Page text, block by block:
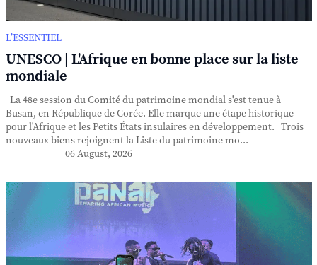
L’ESSENTIEL
UNESCO | L'Afrique en bonne place sur la liste
mondiale
La 48e session du Comité du patrimoine mondial s'est tenue à
Busan, en République de Corée. Elle marque une étape historique
pour l'Afrique et les Petits États insulaires en développement. Trois
nouveaux biens rejoignent la Liste du patrimoine mo...
06 August, 2026